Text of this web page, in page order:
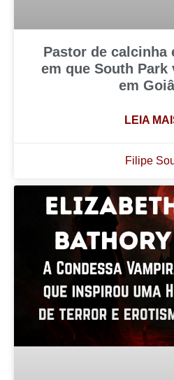
Pastor de calcinha
em que South
em
LEIA
Filipe